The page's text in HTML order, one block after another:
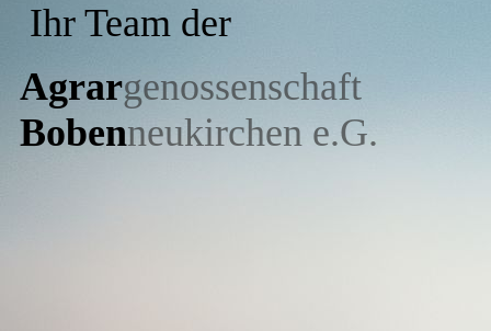
Ihr Team der
Agrargenossenschaft
Bobenneukirchen e.G.